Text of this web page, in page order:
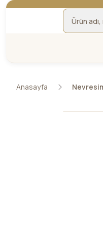
Anasayfa